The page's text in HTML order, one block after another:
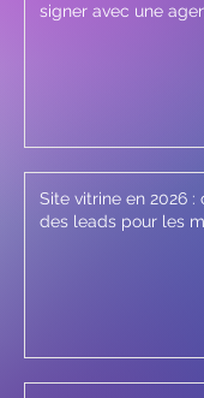
signer avec une
Site vitrine en 2026
des leads pour les